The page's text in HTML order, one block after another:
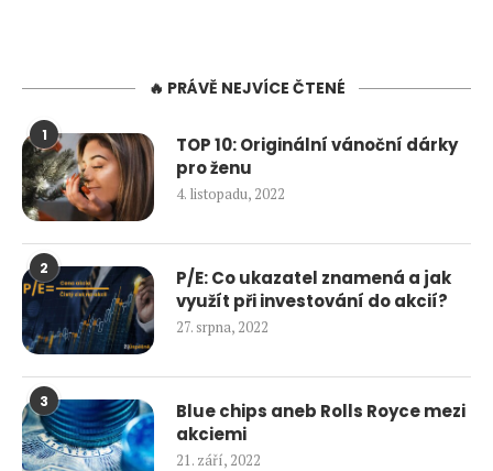
🔥 PRÁVĚ NEJVÍCE ČTENÉ
1
TOP 10: Originální vánoční dárky
pro ženu
4. listopadu, 2022
2
P/E: Co ukazatel znamená a jak
využít při investování do akcií?
27. srpna, 2022
3
Blue chips aneb Rolls Royce mezi
akciemi
21. září, 2022